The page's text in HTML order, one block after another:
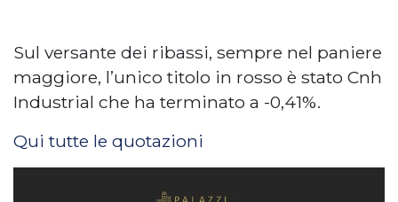
Sul versante dei ribassi, sempre nel paniere
maggiore, l’unico titolo in rosso è stato Cnh
Industrial che ha terminato a -0,41%.
Qui tutte le quotazioni